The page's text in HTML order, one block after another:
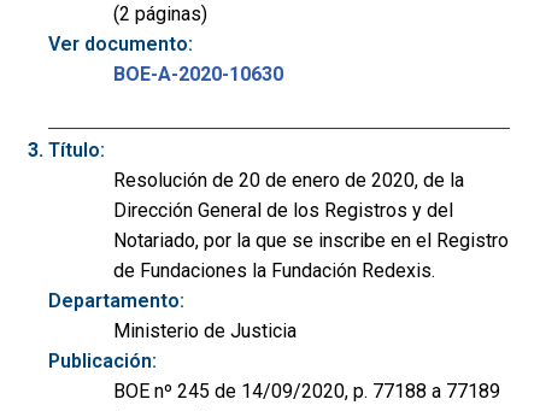
(2 páginas)
Ver documento:
BOE-A-2020-10630
Título:
Resolución de 20 de enero de 2020, de la
Dirección General de los Registros y del
Notariado, por la que se inscribe en el Registro
de Fundaciones la Fundación Redexis.
Departamento:
Ministerio de Justicia
Publicación:
BOE nº 245 de 14/09/2020, p. 77188 a 77189